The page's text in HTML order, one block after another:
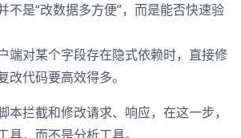
不是“改数据多方便”，而是能否快速验
端对某个字段存在隐式依赖时，直接修
改代码要高效得多。
本拦截和修改请求、响应，在这一步，